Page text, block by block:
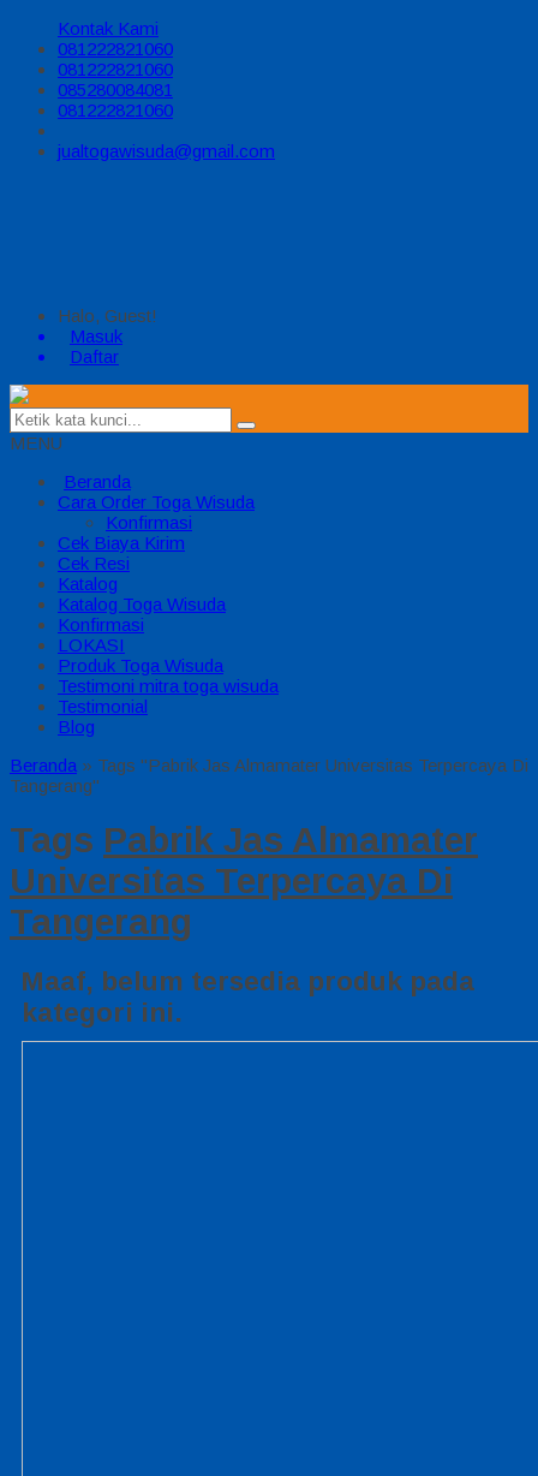
Kontak Kami
081222821060
081222821060
085280084081
081222821060
jualtogawisuda@gmail.com
Halo, Guest!
Masuk
Daftar
MENU
Beranda
Cara Order Toga Wisuda
Konfirmasi
Cek Biaya Kirim
Cek Resi
Katalog
Katalog Toga Wisuda
Konfirmasi
LOKASI
Produk Toga Wisuda
Testimoni mitra toga wisuda
Testimonial
Blog
Beranda » Tags "Pabrik Jas Almamater Universitas Terpercaya Di
Tangerang"
Tags Pabrik Jas Almamater
Universitas Terpercaya Di
Tangerang
Maaf, belum tersedia produk pada
kategori ini.